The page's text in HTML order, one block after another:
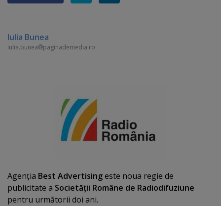
Iulia Bunea
iulia.bunea paginademedia.ro
Agenţia Best Advertisingeste noua regie de
publicitate a Societăţii Române de Radiodifuziune
pentru următorii doi ani.